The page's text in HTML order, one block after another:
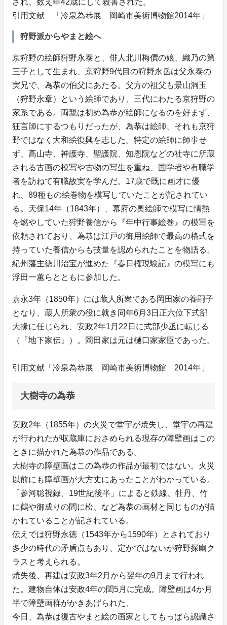
引用文献 「冷泉為恭展 岡崎市美術博物館2014年」
狩野派からやまと絵へ
京狩野の絵師狩野永泰と、俳人北川梅價の娘、織乃の第
三子として生まれ、京狩野9代目の狩野永岳は父永泰の
実兄で、為恭の伯父にあたる。父方の祖父も景山洞玉
（狩野永章）という絵師であり、三代にわたる京狩野の
家系である。両親は初め為恭が絵師になるのを好まず、
狂言師にするつもりだったが、為恭は絵師、それも京狩
野ではなく大和絵復興を志した。特定の絵師に師事せ
ず、高山寺、神護寺、聖護院、知恩院などの社寺に所蔵
される古画の模写や古物の写生を重ね、国学者や有職学
者を訪ねて有職故実を学んだ。17歳で既に画才に優
れ、89種もの絵巻物を模写していたことが記されてい
る。天保14年（1843年）、幕府の奥絵師で模写に情熱
を燃やしていた狩野養信から『年中行事絵巻』の模写を
依頼されており、為恭は江戸の御用絵師で最高の格式を
持っていた養信からも技量を認められたことを物語る。
紀州藩主徳川治宝が進めた『春日権現験記』の模写にも
浮田一蕙らとともに参加した。
嘉永3年（1850年）には蔵人所衆である岡田家の養嗣子
となり、蔵人所衆の役に就き同年6月3日正六位下式部
大掾に任じられ、安政2年1月22日に式部少丞に転じる
（『地下家伝』）。岡田家は元は樋口家家臣であった。
引用文献「冷泉為恭展 岡崎市美術博物館 2014年」
大樹寺の為恭
安政2年（1855年）の火災で堂宇が焼失し、堂宇の再建
が行われたが収蔵庫におさめられる現存の障壁画はこの
ときに描かれた為恭の作品である。
大樹寺の障壁画はこの為恭の作品が最初ではない。火災
以前にも障壁画が大方丈にあったことがわかっている。
「参河聡視録、19世紀後半」によると鉄線、牡丹、竹
に鶴や御成りの間に松、など為恭の画材と同じものが描
かれていることが記されている。
伝えでは狩野永徳（1543年から1590年）とされており
多少の時代の矛盾点もあり、定かではないが狩野探幽ク
ラスと考えられる。
焼失後、再建は安政3年2月から翌年の9月まで行われ
た。建物自体は安政4年の閏5月に完成。障壁画は4か月
半で障壁画群がかきあげられた、
今日、為恭は復古やまと絵の画家としてもっぱら認識さ